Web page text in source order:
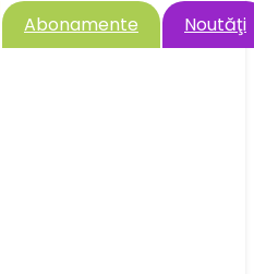
Abonamente Noutăţi